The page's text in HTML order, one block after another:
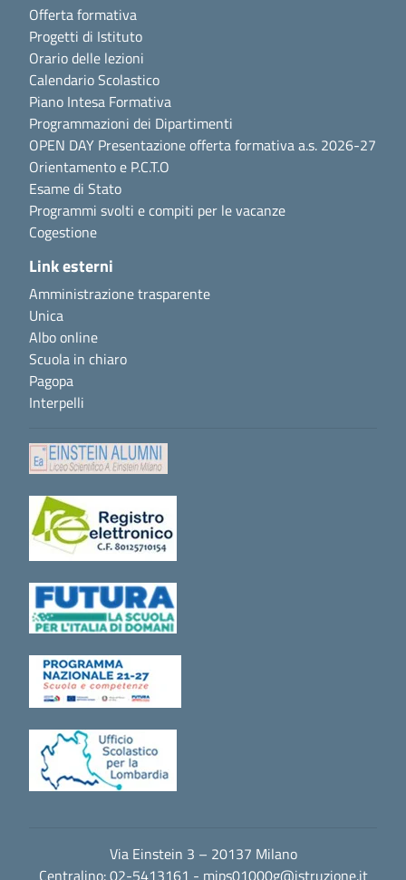
Offerta formativa
Progetti di Istituto
Orario delle lezioni
Calendario Scolastico
Piano Intesa Formativa
Programmazioni dei Dipartimenti
OPEN DAY Presentazione offerta formativa a.s. 2026-27
Orientamento e P.C.T.O
Esame di Stato
Programmi svolti e compiti per le vacanze
Cogestione
Link esterni
Amministrazione trasparente
Unica
Albo online
Scuola in chiaro
Pagopa
Interpelli
Via Einstein 3 – 20137 Milano
Centralino: 02-5413161 - mips01000g@istruzione.it